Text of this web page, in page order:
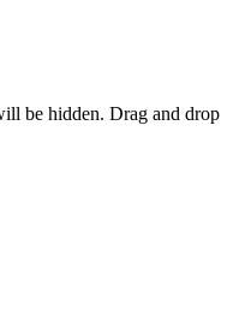
be hidden. Drag and drop